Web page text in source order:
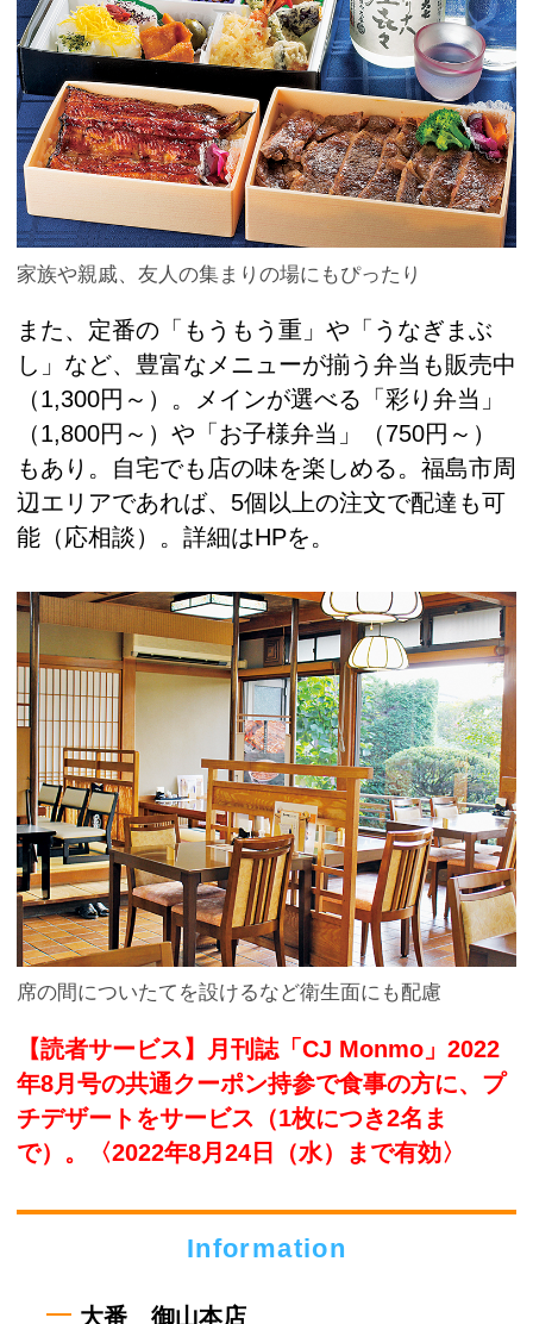
家族や親戚、友人の集まりの場にもぴったり
また、定番の「もうもう重」や「うなぎまぶ
し」など、豊富なメニューが揃う弁当も販売中
（1,300円～）。メインが選べる「彩り弁当」
（1,800円～）や「お子様弁当」（750円～）
もあり。自宅でも店の味を楽しめる。福島市周
辺エリアであれば、5個以上の注文で配達も可
能（応相談）。詳細はHPを。
席の間についたてを設けるなど衛生面にも配慮
【読者サービス】月刊誌「CJ Monmo」2022
年8月号の共通クーポン持参で食事の方に、プ
チデザートをサービス（1枚につき2名ま
で）。〈2022年8月24日（水）まで有効〉
Information
大番 御山本店